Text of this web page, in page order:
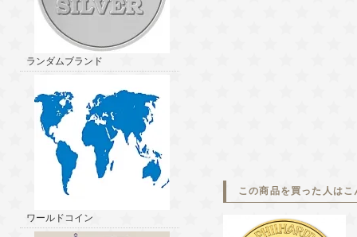
ランダムブランド
ワールドコイン
この商品を買った人は